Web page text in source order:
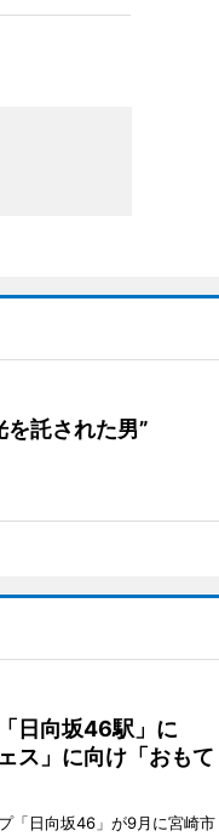
託された男”
日向坂46駅」に
ス」に向け「おもて
「日向坂46」が9月に宮崎市